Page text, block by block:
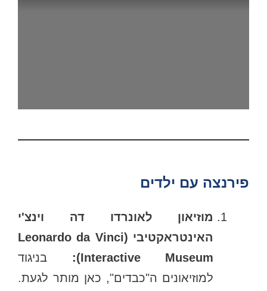
פירנצה עם ילדים
מוזיאון לאונרדו דה וינצ'י
האינטראקטיבי (Leonardo da Vinci
Interactive Museum):
בניגוד
למוזיאונים ה"כבדים", כאן מותר לגעת.